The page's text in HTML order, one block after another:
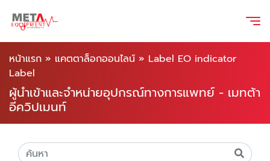
หน้าแรก » แคตตาล็อกออนไลน์ » Label EO indicator
Label
ผู้นำเข้าและจำหน่ายอุปกรณ์ทางการแพทย์ - เมทต้า
อีควิปเมนท์